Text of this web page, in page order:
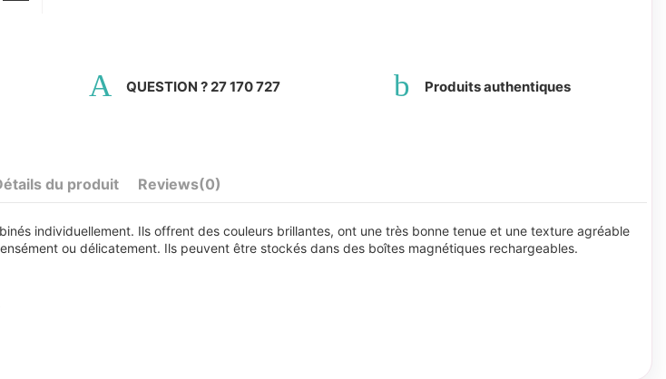
QUESTION ? 27 170 727 Produits authentiques
du produit Reviews(0)
individuellement. Ils offrent des couleurs brillantes, ont une très bonne tenue et une texture agréable
ou délicatement. Ils peuvent être stockés dans des boîtes magnétiques rechargeables.